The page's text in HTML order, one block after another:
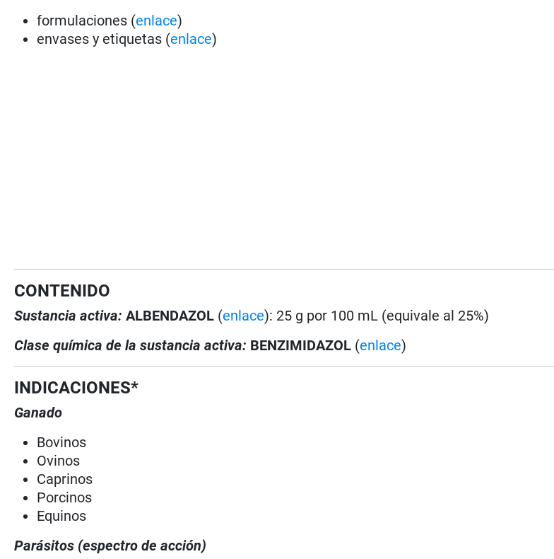
formulaciones (enlace)
envases y etiquetas (enlace)
CONTENIDO
Sustancia activa: ALBENDAZOL (enlace): 25 g por 100 mL (equivale al 25%)
Clase química de la sustancia activa: BENZIMIDAZOL (enlace)
INDICACIONES*
Ganado
Bovinos
Ovinos
Caprinos
Porcinos
Equinos
Parásitos (espectro de acción)